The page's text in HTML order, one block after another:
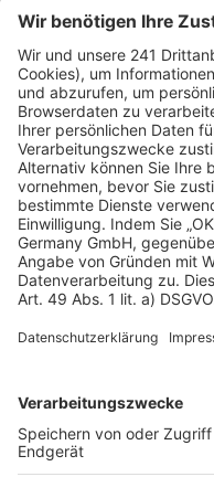
Seitenaufbau
Barrierefreiheit
Cookie Einstellungen
Rechtliches
AGB-Übersicht
Datenschutz
Impressum
Services
Bauprojekt-Quiz
Häuser-Suche